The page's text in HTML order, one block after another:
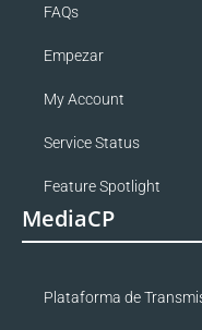
FAQs
Empezar
My Account
Service Status
Feature Spotlight
MediaCP
Plataforma de